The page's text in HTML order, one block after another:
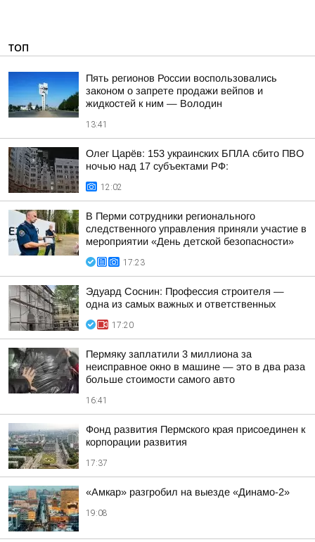
ТОП
Пять регионов России воспользовались
законом о запрете продажи вейпов и
жидкостей к ним — Володин
13:41
Олег Царёв: 153 украинских БПЛА сбито ПВО
ночью над 17 субъектами РФ:
12:02
В Перми сотрудники регионального
следственного управления приняли участие в
мероприятии «День детской безопасности»
17:23
Эдуард Соснин: Профессия строителя —
одна из самых важных и ответственных
17:20
Пермяку заплатили 3 миллиона за
неисправное окно в машине — это в два раза
больше стоимости самого авто
16:41
Фонд развития Пермского края присоединен к
корпорации развития
17:37
«Амкар» разгробил на выезде «Динамо-2»
19:08